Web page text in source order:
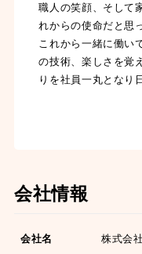
職人の笑顔、そして
れからの使命だと思
これから一緒に働い
の技術、楽しさを覚
りを社員一丸となり
会社情報
会社名 株式会